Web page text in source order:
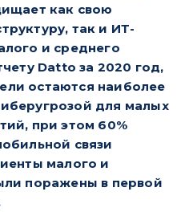
как свою
так и ИТ-
и среднего
Datto за 2020 год,
остаются наиболее
для малых
при этом 60%
связи
малого и
поражены в первой